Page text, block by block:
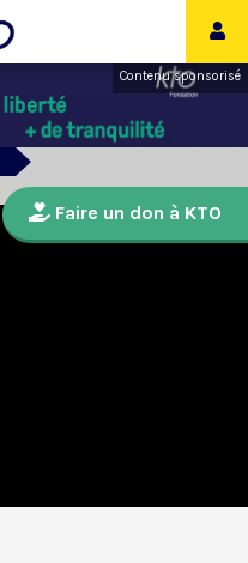
Contenu sponsorisé
Faire un don à KTO